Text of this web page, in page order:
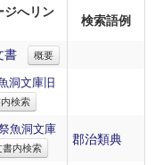
ジへリン
検索語例
書
概要
洞文庫旧
検索
祭魚洞文庫
書内検索
郡治類典